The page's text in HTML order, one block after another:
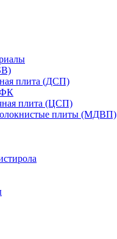
плита (ДСП)
ФК
плита (ЦСП)
плиты (МДВП)